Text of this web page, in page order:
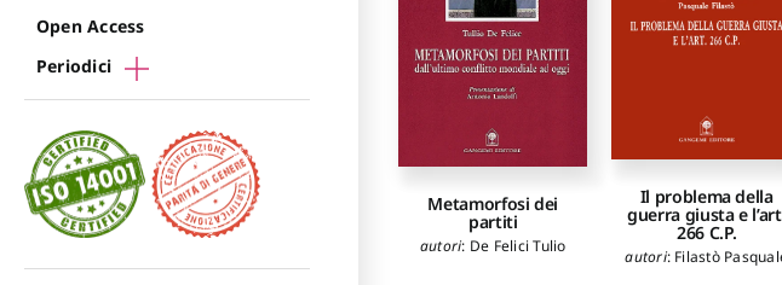
Metamorfosi dei
partiti
autori: De Felici Tulio
Il problema della
guerra giusta e
266 C.P.
autori: Filastò
Open Access
Periodici